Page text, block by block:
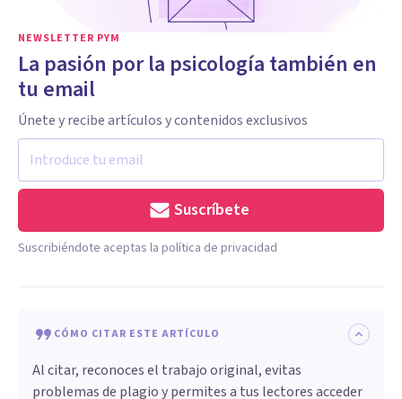
NEWSLETTER PYM
La pasión por la psicología también en
tu email
Únete y recibe artículos y contenidos exclusivos
Suscríbete
Suscribiéndote aceptas la política de privacidad
CÓMO CITAR ESTE ARTÍCULO
Al citar, reconoces el trabajo original, evitas
problemas de plagio y permites a tus lectores acceder